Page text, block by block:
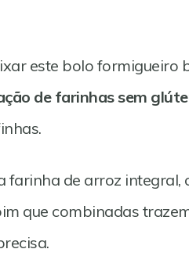
este bolo formigueiro
de farinhas sem
farinha de arroz
que combinadas